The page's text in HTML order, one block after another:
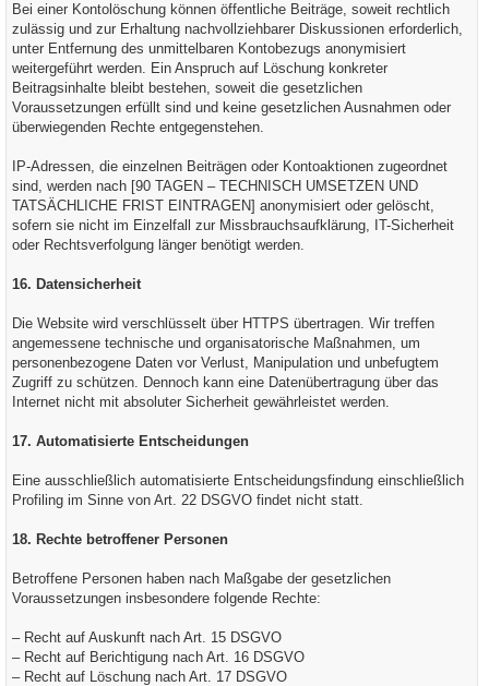
Bei einer Kontolöschung können öffentliche Beiträge, soweit rechtlich
zulässig und zur Erhaltung nachvollziehbarer Diskussionen erforderlich,
unter Entfernung des unmittelbaren Kontobezugs anonymisiert
weitergeführt werden. Ein Anspruch auf Löschung konkreter
Beitragsinhalte bleibt bestehen, soweit die gesetzlichen
Voraussetzungen erfüllt sind und keine gesetzlichen Ausnahmen oder
überwiegenden Rechte entgegenstehen.
IP-Adressen, die einzelnen Beiträgen oder Kontoaktionen zugeordnet
sind, werden nach [90 TAGEN – TECHNISCH UMSETZEN UND
TATSÄCHLICHE FRIST EINTRAGEN] anonymisiert oder gelöscht,
sofern sie nicht im Einzelfall zur Missbrauchsaufklärung, IT-Sicherheit
oder Rechtsverfolgung länger benötigt werden.
16. Datensicherheit
Die Website wird verschlüsselt über HTTPS übertragen. Wir treffen
angemessene technische und organisatorische Maßnahmen, um
personenbezogene Daten vor Verlust, Manipulation und unbefugtem
Zugriff zu schützen. Dennoch kann eine Datenübertragung über das
Internet nicht mit absoluter Sicherheit gewährleistet werden.
17. Automatisierte Entscheidungen
Eine ausschließlich automatisierte Entscheidungsfindung einschließlich
Profiling im Sinne von Art. 22 DSGVO findet nicht statt.
18. Rechte betroffener Personen
Betroffene Personen haben nach Maßgabe der gesetzlichen
Voraussetzungen insbesondere folgende Rechte:
– Recht auf Auskunft nach Art. 15 DSGVO
– Recht auf Berichtigung nach Art. 16 DSGVO
– Recht auf Löschung nach Art. 17 DSGVO